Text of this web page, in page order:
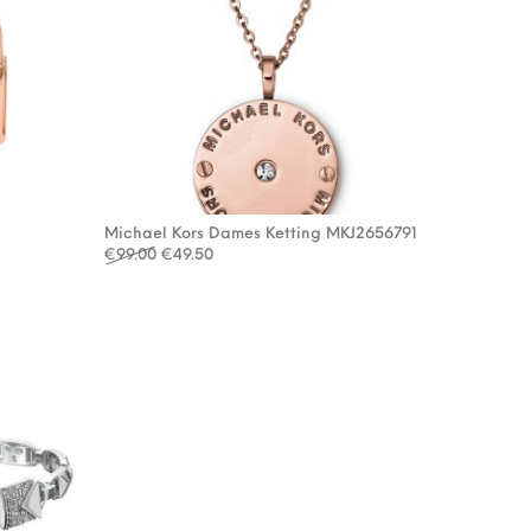
Michael Kors Dames Ketting MKJ2656791
€99.00 Oorspronkelijke prijs was: €99.00.
€49.50Huidige prijs is: €49.50.